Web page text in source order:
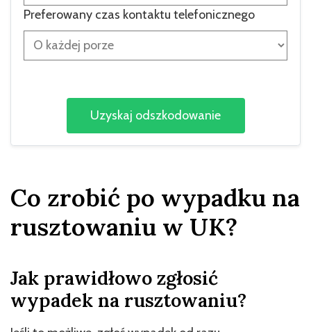
Preferowany czas kontaktu telefonicznego
Co zrobić po wypadku na
rusztowaniu w UK?
Jak prawidłowo zgłosić
wypadek na rusztowaniu?